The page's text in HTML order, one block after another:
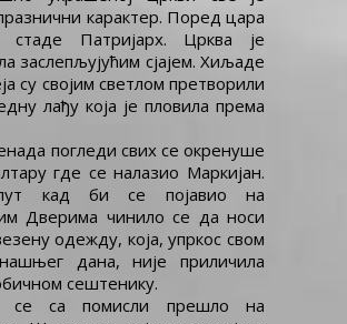
карактер. Поред цара
Патријарх. Црква је
заслепљујућим сјајем. Хиљаде
су својим светлом претворили
лађу која је пловила према
погледи свих се окренуше
где се налазио Маркијан.
кад би се појавио на
Дверима чинило се да носи
одежду, која, упркос свом
дана, није приличила
сештенику.
се са помисли прешло на